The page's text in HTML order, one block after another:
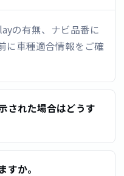
の有無、ナビ品番に
に車種適合情報をご確
された場合はどうす
すか。